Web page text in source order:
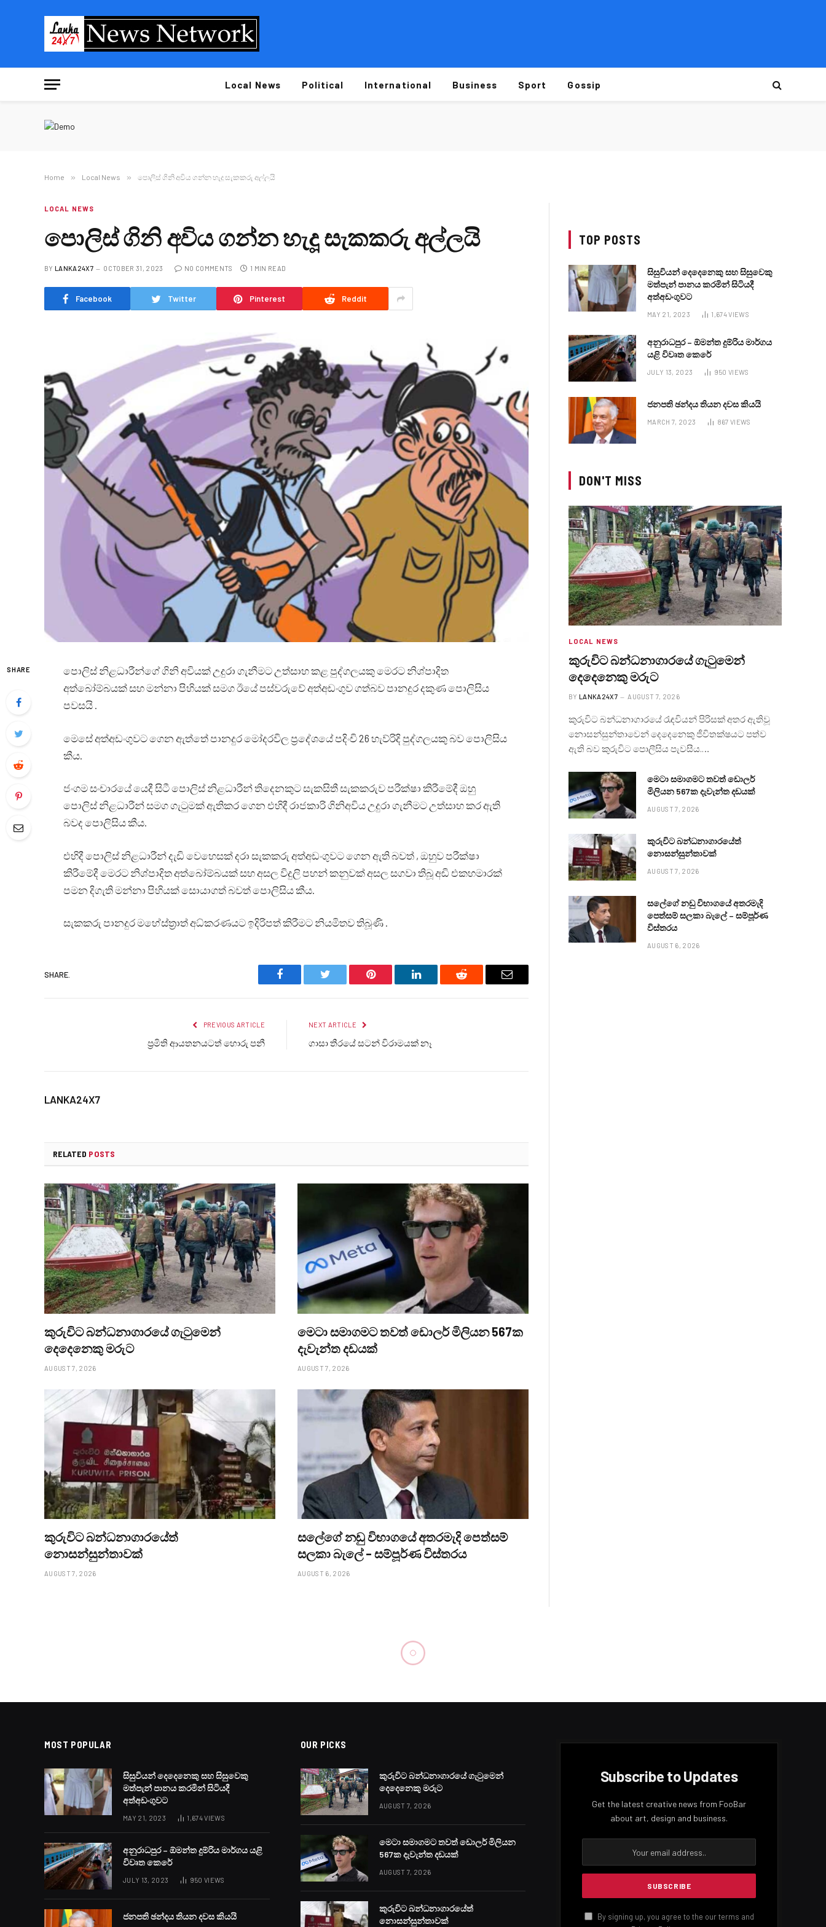
Local News Political International Business Sport Gossip
Home » Local News » පොලිස් ගිනි අවිය ගන්න හැදූ සැකකරු අල්ලයි
LOCAL NEWS
පොලිස් ගිනි අවිය ගන්න හැදූ සැකකරු අල්ලයි
BY LANKA24X7 OCTOBER 31, 2023 NO COMMENTS 1 MIN READ
Facebook Twitter Pinterest Reddit
SHARE
පොලිස් නිළධාරීන්ගේ ගිනි අවියක් උදුරා ගැනීමට උත්සාහ කළ පුද්ගලයකු මෙරට නිශ්පාදිත
අත්බෝම්බයක් සහ මන්නා පිහියක් සමග ඊයේ පස්වරුවේ අත්අඩංගුව ගත්බව පානදුර දකුණ පොලිසිය
පවසයි .
මෙසේ අත්අඩංගුවට ගෙන ඇත්තේ පානදුර මෝදරවිල ප්‍රදේශයේ පදිංචි 26 හැව්රිදි පුද්ගලයකු බව පොලිසිය
කීය.
ජංගම සංචාරයේ යෙදී සිටී පොලිස් නිළධාරීන් තිදෙනකුට සැකසිතී සැකකරුව පරීක්ෂා කිරීමේදී ඔහු
පොලිස් නිළධාරීන් සමග ගැටුමක් ඇතිකර ගෙන එහිදී රාජකාරි ගිනිඅවිය උදුරා ගැනීමට උත්සාහ කර ඇති
බවද පොලිසිය කීය.
එහිදී පොලිස් නිළධාරීන් දැඩි වෙහෙසක් දරා සැකකරු අත්අඩංගුවට ගෙන ඇති බවත් , ඔහුව පරීක්ෂා
කිරීමේදී මෙරට නිශ්පාදිත අත්බෝම්බයක් සහ අසල විදුලි පහන් කනුවක් අසල සගවා තිබූ අඩි එකහමාරක්
පමන දිගැති මන්නා පිහියක් සොයාගත් බවත් පොලිසිය කීය.
සැකකරු පානදුර මහේස්ත්‍රාත් අධ්කරණයට ඉදිරිපත් කිරීමට නියමිතව තිබූණි .
SHARE.
Facebook Twitter Pinterest LinkedIn Reddit Email
PREVIOUS ARTICLE
ප්‍රමිති ආයතනයටත් හොරු පනී
NEXT ARTICLE
ගාසා තීරයේ සටන් විරාමයක් නෑ
LANKA24X7
RELATED POSTS
කුරුවිට බන්ධනාගාරයේ ගැටුමෙන්
දෙදෙනෙකු මරුට
AUGUST 7, 2026
මෙටා සමාගමට තවත් ඩොලර් මිලියන 567ක
දැවැන්ත දඩයක්
AUGUST 7, 2026
කුරුවිට බන්ධනාගාරයේත්
නොසන්සුන්තාවක්
AUGUST 7, 2026
සලේගේ නඩු විභාගයේ අතරමැදි පෙත්සම්
සලකා බැලේ – සම්පූර්ණ විස්තරය
AUGUST 6, 2026
TOP POSTS
සිසුවියන් දෙදෙනෙකු සහ සිසුවෙකු
මත්පැන් පානය කරමින් සිටියදී
අත්අඩංගුවට
MAY 21, 2023 1,674VIEWS
අනුරාධපුර – ඕමන්ත දුම්රිය මාර්ගය
යළි විවෘත කෙරේ
JULY 13, 2023 950 VIEWS
ජනපති ඡන්දය තියන දවස කියයි
MARCH 7, 2023 867 VIEWS
DON'T MISS
LOCAL NEWS
කුරුවිට බන්ධනාගාරයේ ගැටුමෙන්
දෙදෙනෙකු මරුට
BY LANKA24X7 AUGUST 7, 2026
කුරුවිට බන්ධනාගාරයේ රැඳවියන් පිරිසක් අතර ඇතිවූ
නොසන්සුන්තාවෙන් දෙදෙනෙකු ජීවිතක්ෂයට පත්ව
ඇති බව කුරුවිට පොලීසිය පැවසීය.…
මෙටා සමාගමට තවත් ඩොලර්
මිලියන 567ක දැවැන්ත දඩයක්
AUGUST 7, 2026
කුරුවිට බන්ධනාගාරයේත්
නොසන්සුන්තාවක්
AUGUST 7, 2026
සලේගේ නඩු විභාගයේ අතරමැදි
පෙත්සම් සලකා බැලේ – සම්පූර්ණ
විස්තරය
AUGUST 6, 2026
MOST POPULAR
සිසුවියන් දෙදෙනෙකු සහ සිසුවෙකු
මත්පැන් පානය කරමින් සිටියදී
අත්අඩංගුවට
MAY 21, 2023 1,674VIEWS
අනුරාධපුර – ඕමන්ත දුම්රිය මාර්ගය යළි
විවෘත කෙරේ
JULY 13, 2023 950 VIEWS
ජනපති ඡන්දය තියන දවස කියයි
OUR PICKS
කුරුවිට බන්ධනාගාරයේ ගැටුමෙන්
දෙදෙනෙකු මරුට
AUGUST 7, 2026
මෙටා සමාගමට තවත් ඩොලර් මිලියන
567ක දැවැන්ත දඩයක්
AUGUST 7, 2026
කුරුවිට බන්ධනාගාරයේත්
නොසන්සුන්තාවක්
Subscribe to Updates
Get the latest creative news from FooBar
about art, design and business.
By signing up, you agree to the our terms and